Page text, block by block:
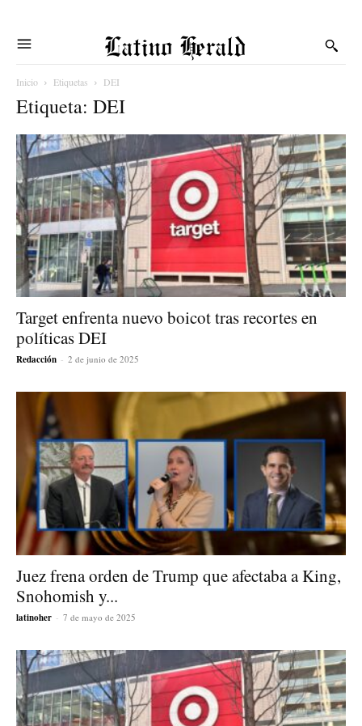
Latino Herald
Inicio Etiquetas DEI
Etiqueta: DEI
Target enfrenta nuevo boicot tras recortes en
políticas DEI
Redacción - 2 de junio de 2025
Juez frena orden de Trump que afectaba a King,
Snohomish y...
latinoher - 7 de mayo de 2025